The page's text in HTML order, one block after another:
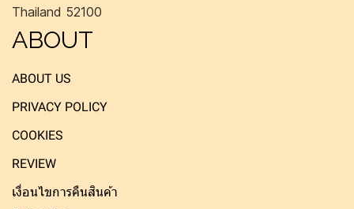
Thailand 52100
ABOUT
ABOUT US
PRIVACY POLICY
COOKIES
REVIEW
เงื่อนไขการคืนสินค้า